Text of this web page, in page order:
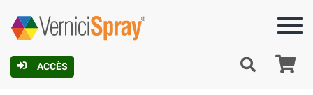
ACCÈS